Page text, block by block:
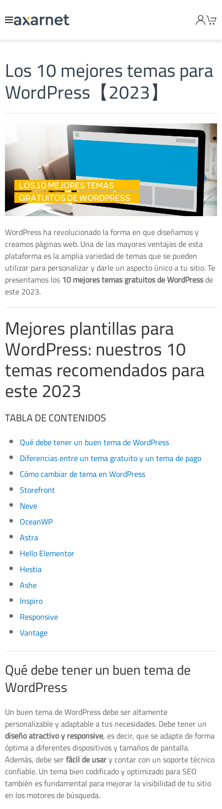
Los 10 mejores temas para
WordPress【2023】
WordPress ha revolucionado la forma en que diseñamos y
creamos páginas web. Una de las mayores ventajas de esta
plataforma es la amplia variedad de temas que se pueden
utilizar para personalizar y darle un aspecto único a tu sitio. Te
presentamos los10 mejores temas gratuitos de WordPressde
este 2023.
Mejores plantillas para
WordPress: nuestros 10
temas recomendados para
este 2023
TABLA DE CONTENIDOS
Qué debe tener un buen tema de WordPress
Diferencias entre un tema gratuito y un tema de pago
Cómo cambiar de tema en WordPress
Storefront
Neve
OceanWP
Astra
Hello Elementor
Hestia
Ashe
Inspiro
Responsive
Vantage
Qué debe tener un buen tema de
WordPress
Un buen tema de WordPress debe ser altamente
personalizable y adaptable a tus necesidades. Debe tener un
diseño atractivo y responsive, es decir, que se adapte de forma
óptima a diferentes dispositivos y tamaños de pantalla.
Además, debe serfácil de usary contar con un soporte técnico
confiable. Un tema bien codificado y optimizado para SEO
también es fundamental para mejorar la visibilidad de tu sitio
en los motores de búsqueda.